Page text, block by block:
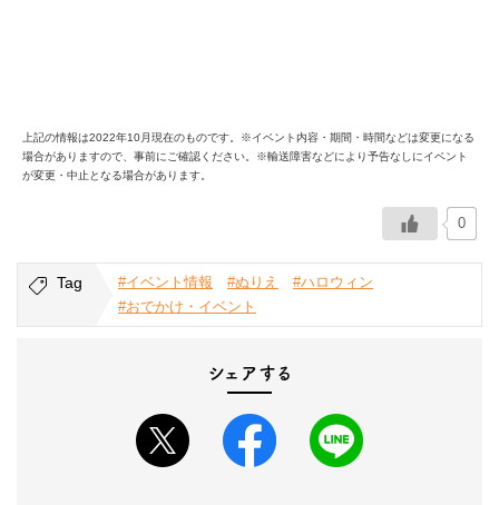
上記の情報は2022年10月現在のものです。※イベント内容・期間・時間などは変更になる
場合がありますので、事前にご確認ください。※輸送障害などにより予告なしにイベント
が変更・中止となる場合があります。
0
Tag #イベント情報 #ぬりえ
#ハロウィン
#おでかけ・イベント
シェアする